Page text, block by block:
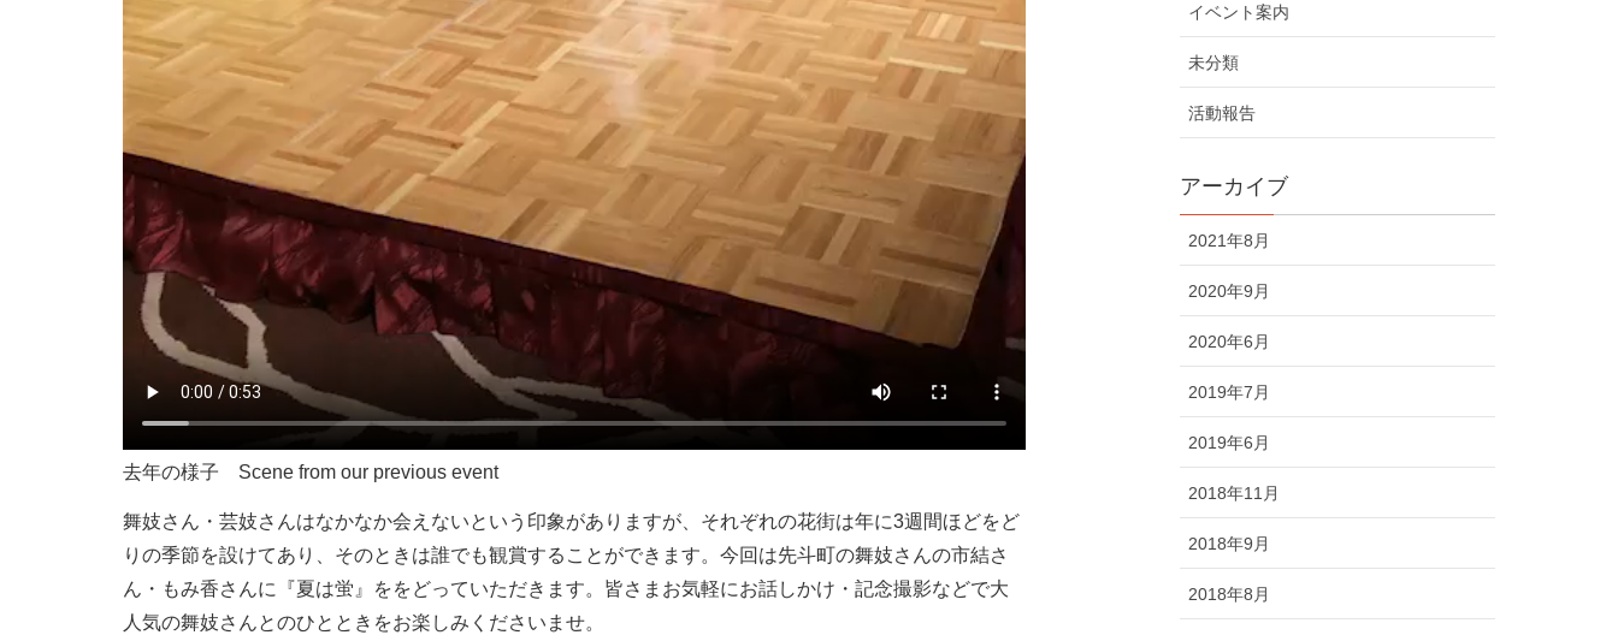
去年の様子 Scene from our previous event
舞妓さん・芸妓さんはなかなか会えないという印象がありますが、それぞれの花街は年に3週間ほどをど
りの季節を設けてあり、そのときは誰でも観賞することができます。今回は先斗町の舞妓さんの市結さ
ん・もみ香さんに『夏は蛍』ををどっていただきます。皆さまお気軽にお話しかけ・記念撮影などで大
人気の舞妓さんとのひとときをお楽しみくださいませ。
イベント案内
未分類
活動報告
アーカイブ
2021年8月
2020年9月
2020年6月
2019年7月
2019年6月
2018年11月
2018年9月
2018年8月